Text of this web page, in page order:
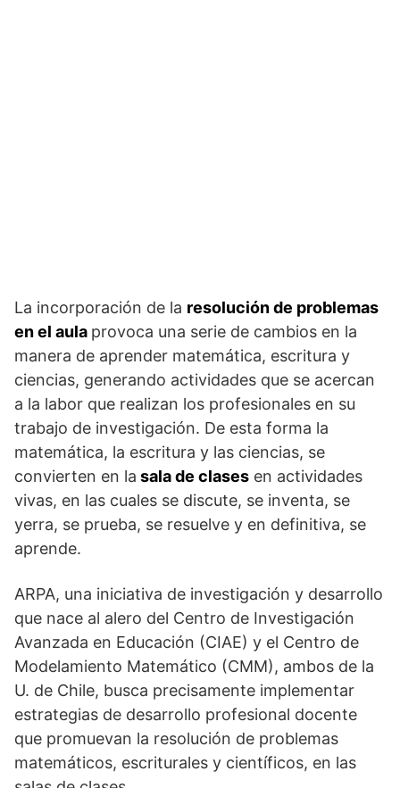
La incorporación de la resolución de problemas
en el aula provoca una serie de cambios en la
manera de aprender matemática, escritura y
ciencias, generando actividades que se acercan
a la labor que realizan los profesionales en su
trabajo de investigación. De esta forma la
matemática, la escritura y las ciencias, se
convierten en la sala de clases en actividades
vivas, en las cuales se discute, se inventa, se
yerra, se prueba, se resuelve y en definitiva, se
aprende.
ARPA, una iniciativa de investigación y desarrollo
que nace al alero del Centro de Investigación
Avanzada en Educación (CIAE) y el Centro de
Modelamiento Matemático (CMM), ambos de la
U. de Chile, busca precisamente implementar
estrategias de desarrollo profesional docente
que promuevan la resolución de problemas
matemáticos, escriturales y científicos, en las